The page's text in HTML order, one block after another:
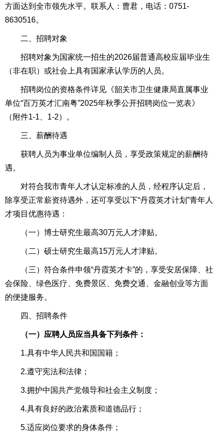
方面达到全市领先水平。联系人：曹君，电话：0751-
8630516。
二、招聘对象
招聘对象为国家统一招生的2026届普通高校应届毕业生
（非在职）或社会上具有国家承认学历的人员。
招聘岗位的资格条件详见《韶关市卫生健康局直属事业
单位“百万英才汇南粤”2025年秋季公开招聘岗位一览表》
（附件1-1、1-2）。
三、薪酬待遇
获聘人员为事业单位编制人员，享受政策规定的薪酬待
遇。
对符合我市青年人才认定标准的人员，经程序认定后，
除享受正常薪资待遇外，还可享受以下“丹霞英才计划”青年人
才项目优惠待遇：
（一）博士研究生最高30万元人才津贴。
（二）硕士研究生最高15万元人才津贴。
（三）符合条件申领“丹霞英才卡”的，享受安居保障、社
会保险、绿色医疗、免费景区、免费交通、金融创业等方面
的便捷服务。
四、招聘条件
（一）应聘人员应当具备下列条件：
1.具有中华人民共和国国籍；
2.遵守宪法和法律；
3.拥护中国共产党领导和社会主义制度；
4.具有良好的政治素质和道德品行；
5.适应岗位要求的身体条件；